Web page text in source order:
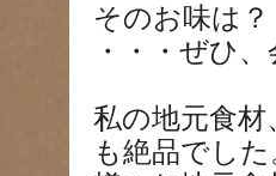
そのお味は？
・・・ぜひ
私の地元食材
も絶品でした